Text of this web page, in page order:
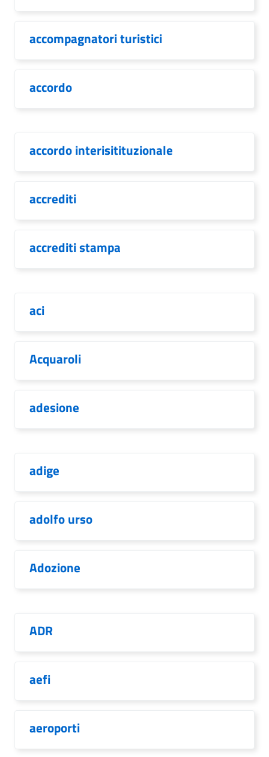
accompagnatori turistici
accordo
accordo interisitituzionale
accrediti
accrediti stampa
aci
Acquaroli
adesione
adige
adolfo urso
Adozione
ADR
aefi
aeroporti